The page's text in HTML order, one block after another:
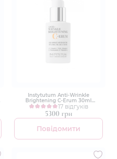
Instytutum Anti-Wrinkle
Brightening C-Erum 30ml
Суперконцентрована сироватка з
вітаміном С
17 відгуків
5300 грн
Повідомити